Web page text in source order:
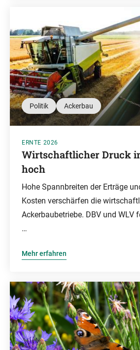
Politik Ackerbau
ERNTE 2026
Wirtschaftlicher Druck
hoch
Hohe Spannbreiten der Erträge
Kosten verschärfen die
Ackerbaubetriebe. DBV und WLV
…
Mehr erfahren